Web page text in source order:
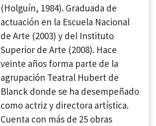
(Holguín, 1984). Graduada de
actuación en la Escuela Nacional
de Arte (2003) y del Instituto
Superior de Arte (2008). Hace
veinte años forma parte de la
agrupación Teatral Hubert de
Blanck donde se ha desempeñado
como actriz y directora artística.
Cuenta con más de 25 obras